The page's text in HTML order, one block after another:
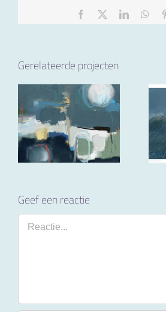
Facebook LinkedIn
Gerelateerde projecten
Geef een reactie
Reactie